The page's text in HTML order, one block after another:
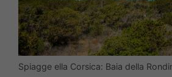
Spiagge ella Corsica: Baia della